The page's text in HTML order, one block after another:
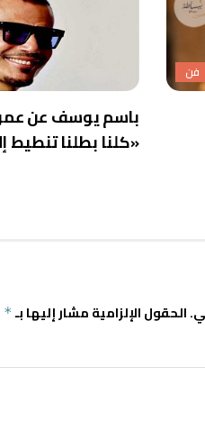
فن
باسم يوسف عن
«كلنا بطلنا تنطيط
الحقول الإلزامية مشار إليها بـ *